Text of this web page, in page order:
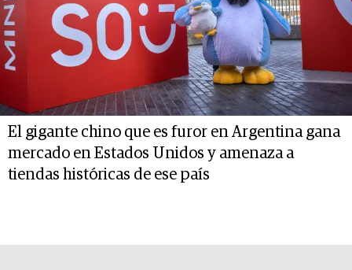
El gigante chino que es furor en Argentina gana
mercado en Estados Unidos y amenaza a
tiendas históricas de ese país